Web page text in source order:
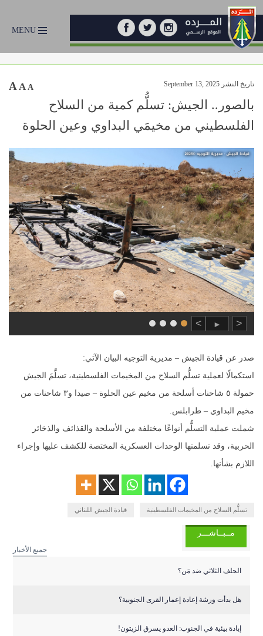
MENU
تاريخ النشر September 13, 2025 A A A
بالصور.. الجيش: تسلُّم كمية من السلاح
الفلسطيني من مخيمَي البداوي وعين الحلوة
<
►
>
صدر عن قيادة الجيش – مديرية التوجيه البيان الآتي:
استكمالًا لعملية تسلُّم السلاح من المخيمات الفلسطينية، تسلَّمَ الجيش
حمولة ٥ شاحنات أسلحة من مخيم عين الحلوة – صيدا و٣ شاحنات من
مخيم البداوي – طرابلس.
شملت عملية التسلُّم أنواعًا مختلفة من الأسلحة والقذائف والذخائر
الحربية، وقد تسلمتها الوحدات العسكرية المختصة للكشف عليها وإجراء
اللازم بشأنها.
تسلُّم السلاح من المخيمات الفلسطينية قيادة الجيش اللبناني
مــبــاشـــر
جميع الأخبار
الحلف الثلاثي ضد مَن؟
هل بدأت ورشة إعادة إعمار القرى الجنوبية؟
إبادة بيئية في الجنوب: العدو يسرق الزيتون!